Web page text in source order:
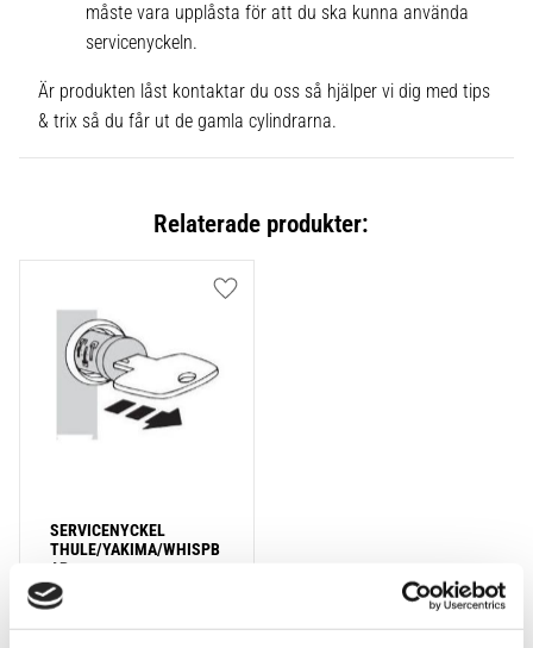
måste vara upplåsta för att du ska kunna använda
servicenyckeln.
Är produkten låst kontaktar du oss så hjälper vi dig med tips
& trix så du får ut de gamla cylindrarna.
Relaterade produkter:
SERVICENYCKEL
THULE/YAKIMA/WHISPB
AR
95
Lägg till i favoriter